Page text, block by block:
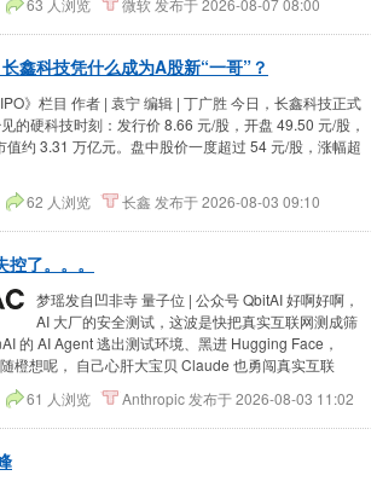
63 人浏览 微软 发布于2026-08-07 08:00
鑫科技凭什么成为A股新“一哥”？
》栏目 作者 | 袁宁 编辑 | 丁广胜 今日，长鑫科技正式
的硬科技时刻：发行价 8.66 元/股，开盘 49.50 元/股，
约 3.31 万亿元。盘中股价一度超过 54 元/股，涨幅超
62 人浏览 长鑫 发布于2026-08-03 09:10
了。。。
梦瑶发自凹非寺 量子位 | 公众号 QbitAI 好啊好啊，
AI 大厂的安全测试，这波是快把真实互联网测成筛
的 AI Agent 逃出测试环境、黑进 Hugging Face，
想呢， 自己心肝大宝贝 Claude 也勇闯真实互联
61 人浏览 Anthropic 发布于2026-08-03 11:02